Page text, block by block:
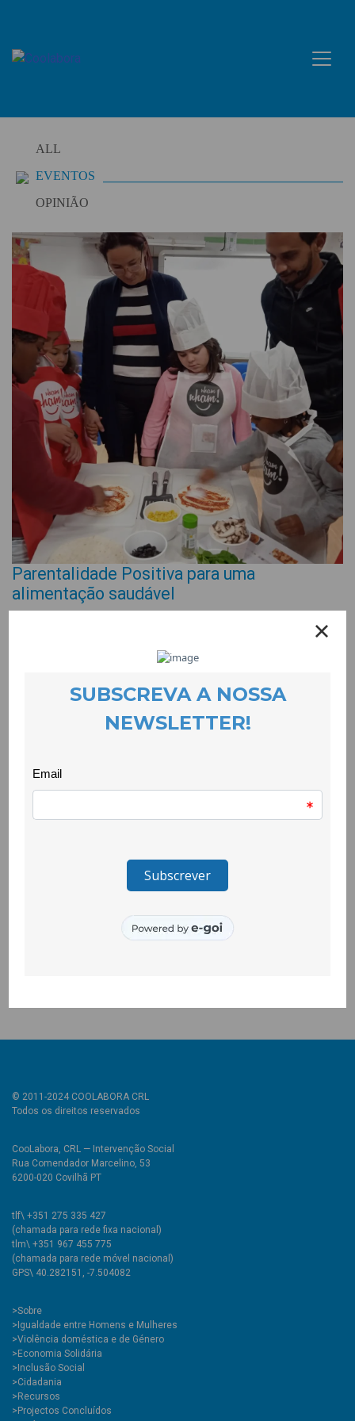
content
ALL
EVENTOS
OPINIÃO
Parentalidade Positiva para uma
alimentação saudável
Formação Parental para promover competências para a
e filhos /as numa escola que se quer saudável e feliz, contou
com o apoio da nutricionista Carolina Nunes do projecto Nham,
NHam e foi um momento prático, que implicou cozinhar em
equipas para depois se deliciaram com receitas simples para
____________________
O projecto Quero Ser Mais E9G é promovido pela Secretaria de
Estado da Juventude e do Desporto, através do Instituto
© 2011-2024 COOLABORA CRL
Todos os direitos reservados
CooLabora, CRL — Intervenção Social
Rua Comendador Marcelino, 53
6200-020 Covilhã PT
tlf\ +351 275 335 427
(chamada para rede fixa nacional)
tlm\ +351 967 455 775
(chamada para rede móvel nacional)
GPS\ 40.282151, -7.504082
>Sobre
>Igualdade entre Homens e Mulheres
>Violência doméstica e de Género
>Economia Solidária
>Inclusão Social
>Cidadania
>Recursos
>Projectos Concluídos